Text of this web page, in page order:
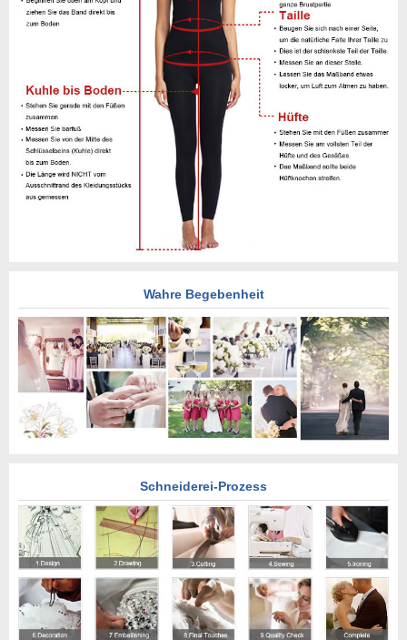
Wahre Begebenheit
Schneiderei-Prozess